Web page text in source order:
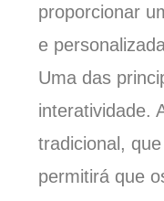
proporcionar
e
Uma das
interatividade.
tradicional,
permitirá que